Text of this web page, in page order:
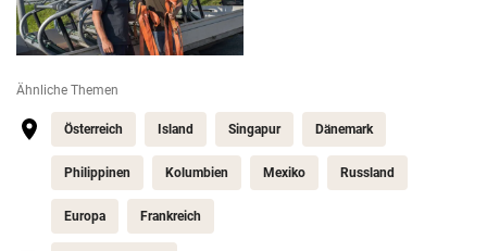
Ähnliche Themen
Österreich Island Singapur Dänemark
Philippinen Kolumbien Mexiko Russland
Europa Frankreich